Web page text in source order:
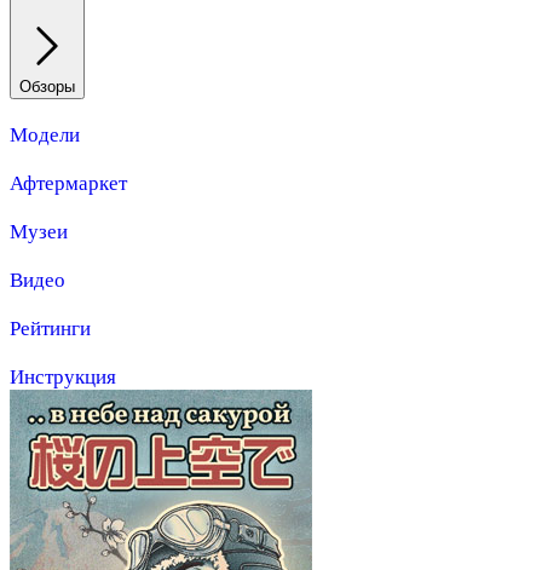
Обзоры
Модели
Афтермаркет
Музеи
Видео
Рейтинги
Инструкция